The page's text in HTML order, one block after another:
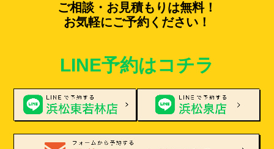
ご相談・お見積もりは無料！
お気軽にご予約ください！
LINE予約はコチラ